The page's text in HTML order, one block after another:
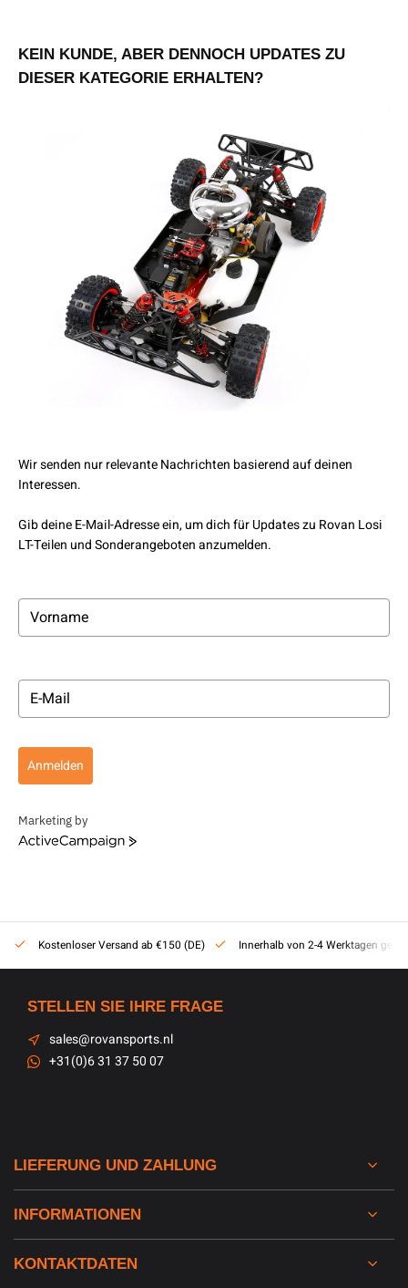
KEIN KUNDE, ABER DENNOCH UPDATES ZU
DIESER KATEGORIE ERHALTEN?
Wir senden nur relevante Nachrichten basierend auf deinen
Interessen.
Gib deine E-Mail-Adresse ein, um dich für Updates zu Rovan Losi
LT-Teilen und Sonderangeboten anzumelden.
Anmelden
Marketing by
ActiveCampaign
Kostenloser Versand ab €150 (DE) Innerhalb von 2-4 Werktagen
STELLEN SIE IHRE FRAGE
sales@rovansports.nl
+31(0)6 31 37 50 07
LIEFERUNG UND ZAHLUNG
INFORMATIONEN
KONTAKTDATEN